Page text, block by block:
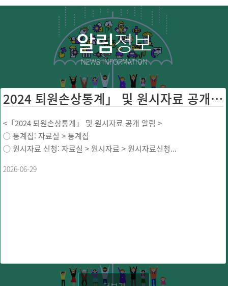
알림정보
NEWS INFORMATION
2024 퇴원손상통계」 및 원시자료 공개 ...
<「2024 퇴원손상통계」 및 원시자료 공개 알림 >
○ 통계집: 자료실 > 통계집
○ 원시자료 신청: 자료실 > 원시자료 > 원시자료신청...
2026-06-29